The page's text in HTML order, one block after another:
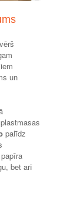
un
palīdz
bet arī